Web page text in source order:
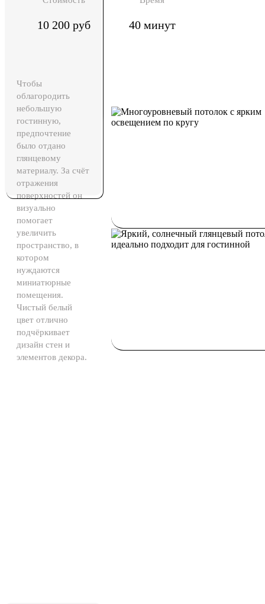
10 200 руб 40 минут
Чтобы
облагородить
небольшую
гостинную,
предпочтение
было отдано
глянцевому
материалу. За счёт
отражения
поверхностей он
визуально
помогает
увеличить
пространство, в
котором
нуждаются
миниатюрные
помещения.
Чистый белый
цвет отлично
подчёркивает
дизайн стен и
элементов декора.